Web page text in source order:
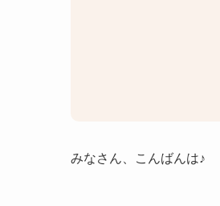
みなさん、こんばんは♪